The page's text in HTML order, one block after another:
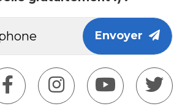
Envoyer